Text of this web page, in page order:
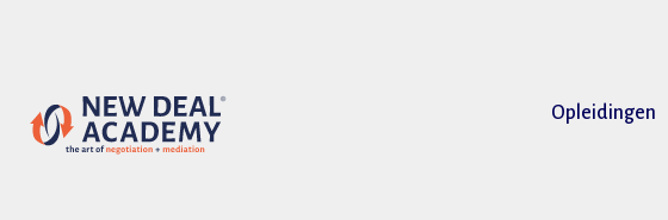
Opleidingen